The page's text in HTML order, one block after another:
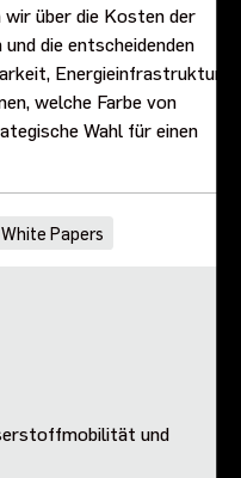
über die Kosten der
die entscheidenden
Energieinfrastruktur
welche Farbe von
Wahl für einen
White Papers
und